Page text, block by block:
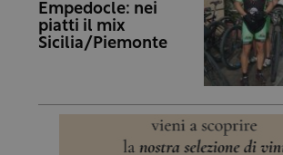
Empedocle: nei
piatti il mix
Sicilia/Piemonte